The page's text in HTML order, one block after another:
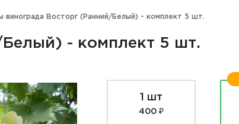
винограда Восторг (Ранний/Белый) - комплект 5 шт.
- комплект 5 шт.
1 шт
400 ₽